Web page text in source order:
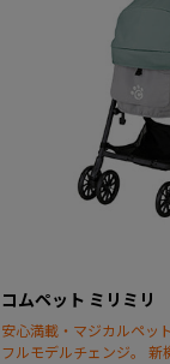
コムペット ミリミリ
安心満載・マジカルペッ
フルモデルチェンジ。 新